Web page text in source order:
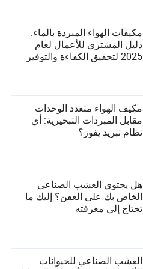
مكيفات الهواء المبردة بالماء:
دليل المشتري للأعمال لعام
2025 لتحقيق الكفاءة والتوفير
مكيف الهواء متعدد الوحدات
مقابل المبردات التبخيرية: أي
نظام تبريد يفوز؟
هل يحتوي العشب الصناعي
الخاص بك على العفن؟ إليك ما
تحتاج إلى معرفته
العشب الصناعي للحيوانات